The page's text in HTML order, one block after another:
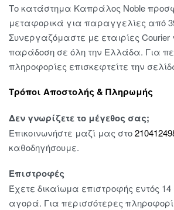
Το κατάστημα Καπράλος Noble
μεταφορικά για παραγγελίες από
Συνεργαζόμαστε με εταιρίες
παράδοση σε όλη την Ελλάδα. Για
πληροφορίες επισκεφτείτε την
Τρόποι Αποστολής & Πληρωμής
Δεν γνωρίζετε το μέγεθος σας;
Επικοινωνήστε μαζί μας στο
καθοδηγήσουμε.
Επιστροφές
Έχετε δικαίωμα επιστροφής εντός
αγορά. Για περισσότερες